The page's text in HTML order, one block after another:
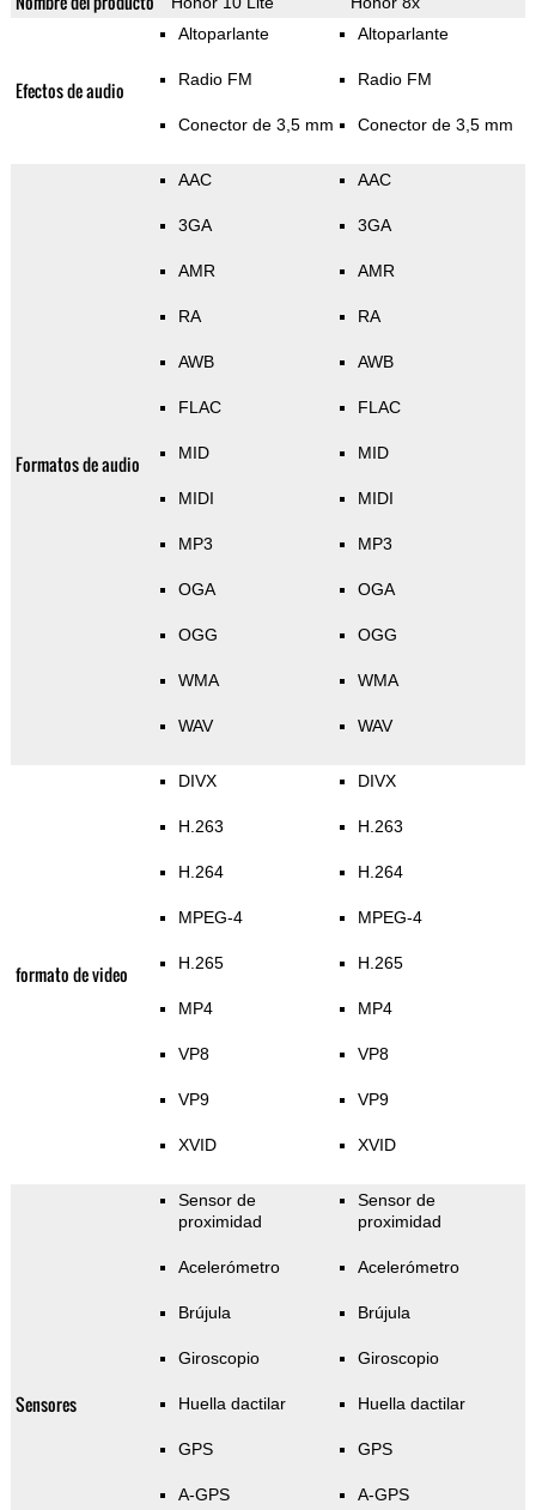
Efectos de audio
Altoparlante
Radio FM
Conector de 3,5 mm
Altoparlante
Radio FM
Conector de 3,5 mm
Formatos de audio
AAC
3GA
AMR
RA
AWB
FLAC
MID
MIDI
MP3
OGA
OGG
WMA
WAV
AAC
3GA
AMR
RA
AWB
FLAC
MID
MIDI
MP3
OGA
OGG
WMA
WAV
formato de video
DIVX
H.263
H.264
MPEG-4
H.265
MP4
VP8
VP9
XVID
DIVX
H.263
H.264
MPEG-4
H.265
MP4
VP8
VP9
XVID
Sensores
Sensor de
proximidad
Acelerómetro
Brújula
Giroscopio
Huella dactilar
GPS
A-GPS
Sensor de
proximidad
Acelerómetro
Brújula
Giroscopio
Huella dactilar
GPS
A-GPS